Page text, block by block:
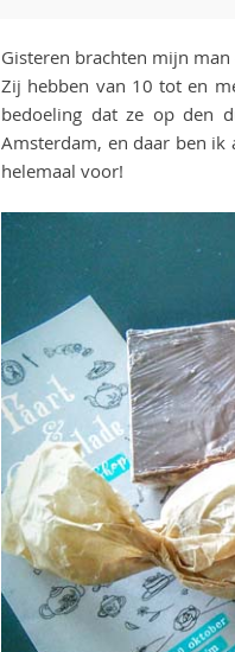
Gisteren brachten mijn
Zij hebben van 10 tot en
bedoeling dat ze op den
Amsterdam, en daar ben
helemaal voor!